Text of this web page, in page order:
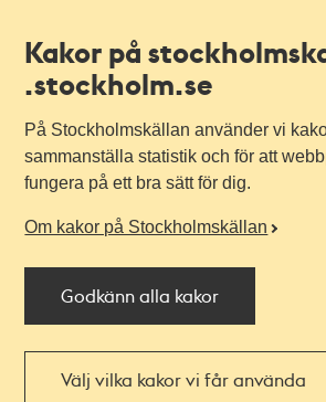
Kakor på
.stockholm.se
På Stockholmskällan använder vi
sammanställa statistik och för att
fungera på ett bra sätt för dig.
Om kakor på Stockholmskällan
Godkänn alla kakor
Välj vilka kakor vi får använda